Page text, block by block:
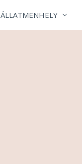
ÁLLATMENHELY